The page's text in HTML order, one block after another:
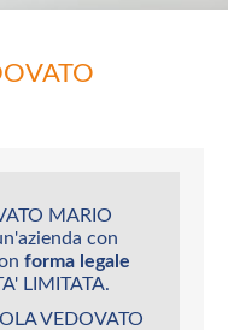
MARIO
con
forma legale
LIMITATA.
VEDOVATO